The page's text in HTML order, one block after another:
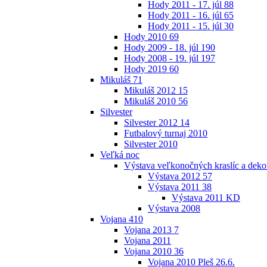
Hody 2011 - 17. júl 88
Hody 2011 - 16. júl 65
Hody 2011 - 15. júl 30
Hody 2010 69
Hody 2009 - 18. júl 190
Hody 2008 - 19. júl 197
Hody 2019 60
Mikuláš 71
Mikuláš 2012 15
Mikuláš 2010 56
Silvester
Silvester 2012 14
Futbalový turnaj 2010
Silvester 2010
Veľká noc
Výstava veľkonočných kraslíc a
Výstava 2012 57
Výstava 2011 38
Výstava 2011 KD
Výstava 2008
Vojana 410
Vojana 2013 7
Vojana 2011
Vojana 2010 36
Vojana 2010 Pleš 26.6.